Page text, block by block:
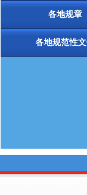
各地规章
各地规范性